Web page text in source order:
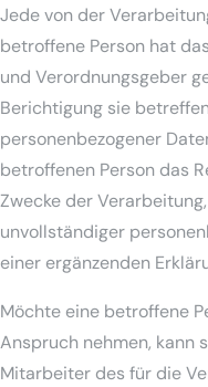
Jede von der
betroffene Person hat
und Verordnungsgeber
Berichtigung sie
personenbezogener
betroffenen Person das
Zwecke der
unvollständiger
einer ergänzenden
Möchte eine betroffene
Anspruch nehmen, kann
Mitarbeiter des für die